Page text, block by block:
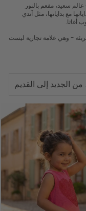
سعيد، مفعم بالنور
مع بداياتها، مثل آندي
أغاثا.
- وهي علامة تجارية ليست